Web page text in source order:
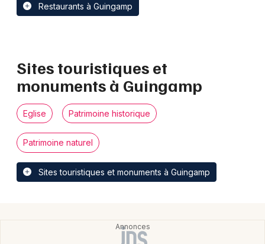
Restaurants à Guingamp
Sites touristiques et
monuments à Guingamp
Eglise Patrimoine historique
Patrimoine naturel
Sites touristiques et monuments à Guingamp